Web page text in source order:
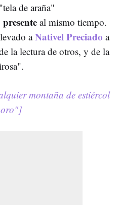
de araña"
al mismo tiempo.
aNativel Preciado a
la lectura de otros, y de la
montaña de estiércol
oro"]